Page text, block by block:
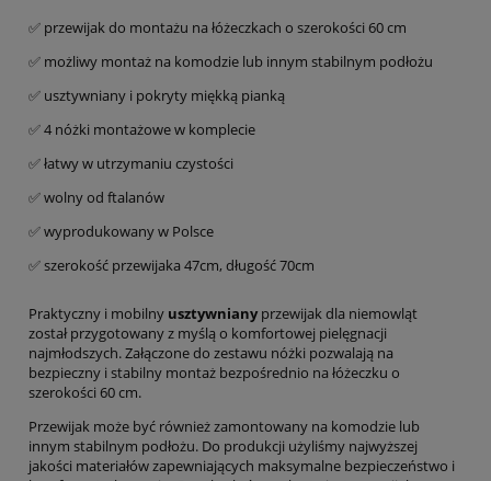
✅ przewijak do montażu na łóżeczkach o szerokości 60 cm
✅ możliwy montaż na komodzie lub innym stabilnym podłożu
✅ usztywniany i pokryty miękką pianką
✅ 4 nóżki montażowe w komplecie
✅ łatwy w utrzymaniu czystości
✅ wolny od ftalanów
✅ wyprodukowany w Polsce
✅ szerokość przewijaka 47cm, długość 70cm
Praktyczny i mobilny usztywnianyprzewijak dla niemowląt
został przygotowany z myślą o komfortowej pielęgnacji
najmłodszych. Załączone do zestawu nóżki pozwalają na
bezpieczny i stabilny montaż bezpośrednio na łóżeczku o
szerokości 60 cm.
Przewijak może być również zamontowany na komodzie lub
innym stabilnym podłożu. Do produkcji użyliśmy najwyższej
jakości materiałów zapewniających maksymalne bezpieczeństwo i